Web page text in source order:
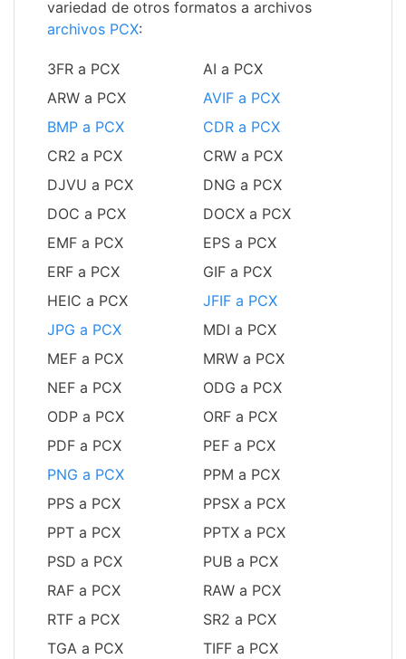
variedad de otros formatos a archivos
archivos PCX:
3FR a PCX
AI a PCX
ARW a PCX
AVIF a PCX
BMP a PCX
CDR a PCX
CR2 a PCX
CRW a PCX
DJVU a PCX
DNG a PCX
DOC a PCX
DOCX a PCX
EMF a PCX
EPS a PCX
ERF a PCX
GIF a PCX
HEIC a PCX
JFIF a PCX
JPG a PCX
MDI a PCX
MEF a PCX
MRW a PCX
NEF a PCX
ODG a PCX
ODP a PCX
ORF a PCX
PDF a PCX
PEF a PCX
PNG a PCX
PPM a PCX
PPS a PCX
PPSX a PCX
PPT a PCX
PPTX a PCX
PSD a PCX
PUB a PCX
RAF a PCX
RAW a PCX
RTF a PCX
SR2 a PCX
TGA a PCX
TIFF a PCX